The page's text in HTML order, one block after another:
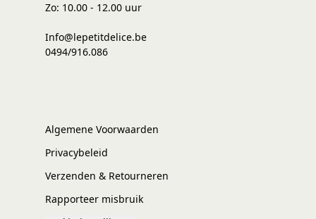
Zo: 10.00 - 12.00 uur
Info@lepetitdelice.be
0494/916.086
Algemene Voorwaarden
Privacybeleid
Verzenden & Retourneren
Rapporteer misbruik